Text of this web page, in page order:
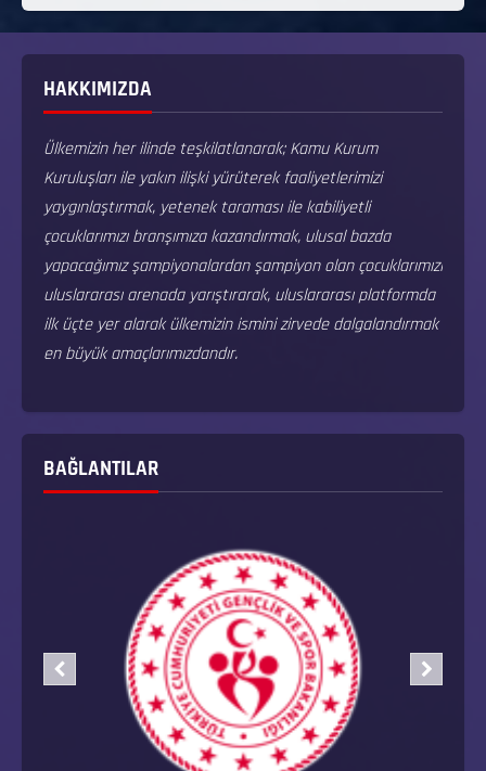
HAKKIMIZDA
Ülkemizin her ilinde teşkilatlanarak; Kamu Kurum
Kuruluşları ile yakın ilişki yürüterek faaliyetlerimizi
yaygınlaştırmak, yetenek taraması ile kabiliyetli
çocuklarımızı branşımıza kazandırmak, ulusal bazda
yapacağımız şampiyonalardan şampiyon olan çocuklarımızı
uluslararası arenada yarıştırarak, uluslararası platformda
ilk üçte yer alarak ülkemizin ismini zirvede dalgalandırmak
en büyük amaçlarımızdandır.
BAĞLANTILAR